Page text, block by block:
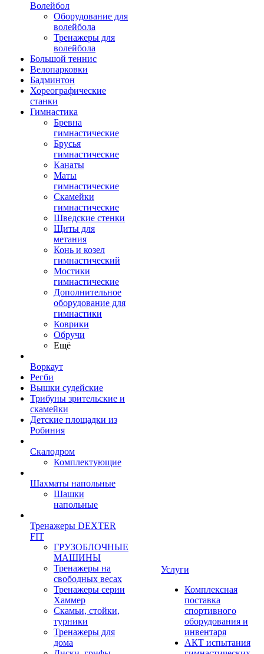
Волейбол
Оборудование для
волейбола
Тренажеры для
волейбола
Большой теннис
Велопарковки
Бадминтон
Хореографические
станки
Гимнастика
Бревна
гимнастические
Брусья
гимнастические
Канаты
Маты
гимнастические
Скамейки
гимнастические
Шведские стенки
Щиты для
метания
Конь и козел
гимнастический
Мостики
гимнастические
Дополнительное
оборудование для
гимнастики
Коврики
Обручи
Ещё
Воркаут
Регби
Вышки судейские
Трибуны зрительские и
скамейки
Детские площадки из
Робиния
Скалодром
Комплектующие
Шахматы напольные
Шашки
напольные
Тренажеры DEXTER
FIT
ГРУЗОБЛОЧНЫЕ
МАШИНЫ
Тренажеры на
свободных весах
Тренажеры серии
Хаммер
Скамьи, стойки,
турники
Тренажеры для
дома
Услуги
Комплексная
поставка
спортивного
оборудования и
инвентаря
АКТ испытания